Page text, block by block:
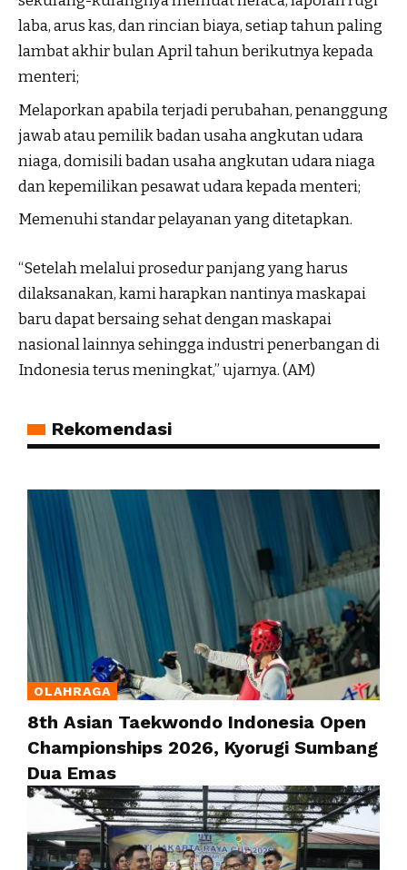
laba, arus kas, dan rincian biaya, setiap tahun paling
lambat akhir bulan April tahun berikutnya kepada
menteri;
Melaporkan apabila terjadi perubahan, penanggung
jawab atau pemilik badan usaha angkutan udara
niaga, domisili badan usaha angkutan udara niaga
dan kepemilikan pesawat udara kepada menteri;
Memenuhi standar pelayanan yang ditetapkan.
“Setelah melalui prosedur panjang yang harus
dilaksanakan, kami harapkan nantinya maskapai
baru dapat bersaing sehat dengan maskapai
nasional lainnya sehingga industri penerbangan di
Indonesia terus meningkat,” ujarnya. (AM)
Rekomendasi
OLAHRAGA
8th Asian Taekwondo Indonesia Open
Championships 2026, Kyorugi Sumbang
Dua Emas